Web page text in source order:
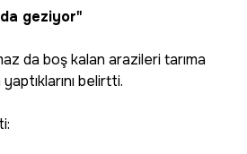
geziyor"
da boş kalan arazileri tarıma
belirtti.